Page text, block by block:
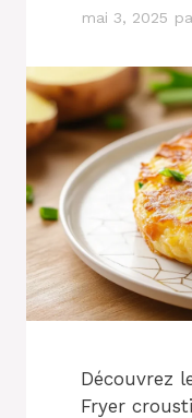
mai 3, 2025
Découvrez
Fryer